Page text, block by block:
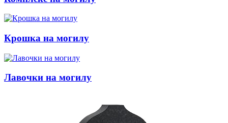
Крошка на могилу
Лавочки на могилу